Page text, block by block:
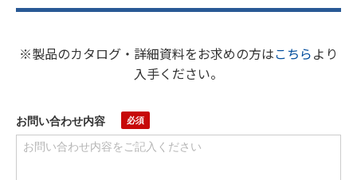
※製品のカタログ・詳細資料をお求めの方はこちらより
入手ください。
お問い合わせ内容